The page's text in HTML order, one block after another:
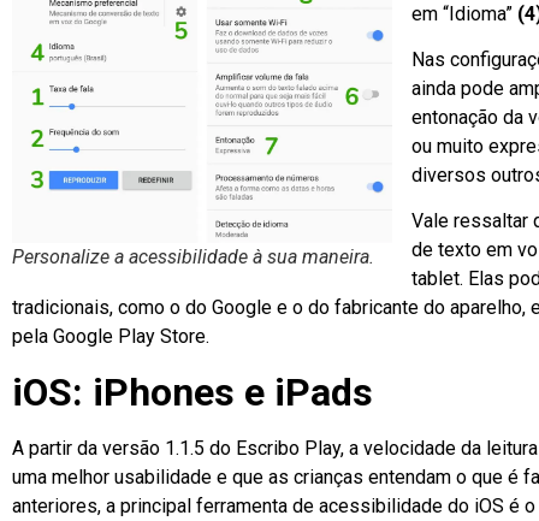
Personalize a acessibilidade à sua maneira.
em “Idioma”
Nas
ainda pode
entonação da
ou muito
diversos
Vale ressaltar
de texto em
tablet. Elas
tradicionais, como o do Google e o do fabricante do
pela Google Play Store.
iOS: iPhones e iPads
A partir da versão 1.1.5 do Escribo Play, a velocidade da
uma melhor usabilidade e que as crianças entendam o que é
anteriores, a principal ferramenta de acessibilidade do iOS é o